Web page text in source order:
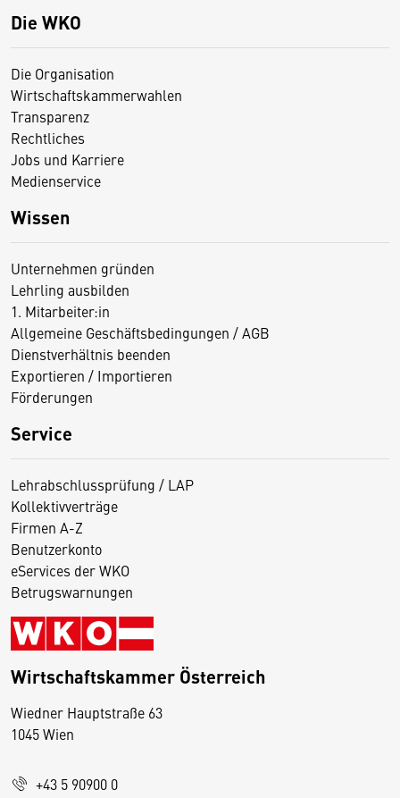
Die WKO
Die Organisation
Wirtschaftskammerwahlen
Transparenz
Rechtliches
Jobs und Karriere
Medienservice
Wissen
Unternehmen gründen
Lehrling ausbilden
1. Mitarbeiter:in
Allgemeine Geschäftsbedingungen / AGB
Dienstverhältnis beenden
Exportieren / Importieren
Förderungen
Service
Lehrabschlussprüfung / LAP
Kollektivverträge
Firmen A-Z
Benutzerkonto
eServices der WKO
Betrugswarnungen
Wirtschaftskammer Österreich
Wiedner Hauptstraße 63
1045 Wien
+43 5 90900 0
D
s